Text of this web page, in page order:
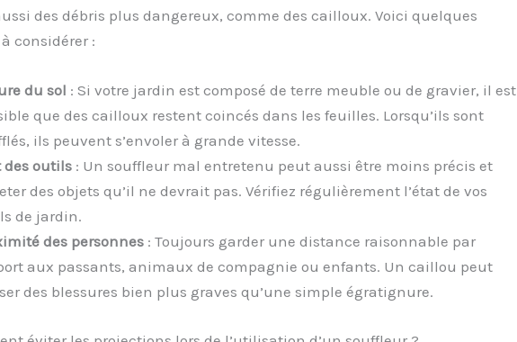
des débris plus dangereux, comme des cailloux. Voici quelques
considérer :
du sol : Si votre jardin est composé de terre meuble ou de gravier, il est
que des cailloux restent coincés dans les feuilles. Lorsqu’ils sont
ils peuvent s’envoler à grande vitesse.
des outils: Un souffleur mal entretenu peut aussi être moins précis et
des objets qu’il ne devrait pas. Vérifiez régulièrement l’état de vos
de jardin.
des personnes: Toujours garder une distance raisonnable par
aux passants, animaux de compagnie ou enfants. Un caillou peut
des blessures bien plus graves qu’une simple égratignure.